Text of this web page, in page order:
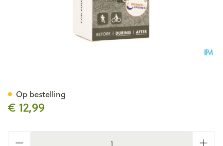
€ 12,99
Op bestelling